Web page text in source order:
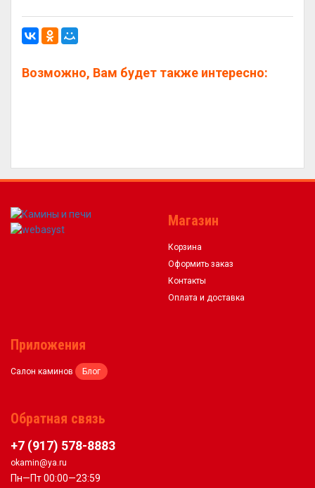
Возможно, Вам будет также интересно:
Магазин
Корзина
Оформить заказ
Контакты
Оплата и доставка
Приложения
Салон каминов Блог
Обратная связь
+7 (917) 578-8883
okamin@ya.ru
Пн—Пт 00:00—23:59